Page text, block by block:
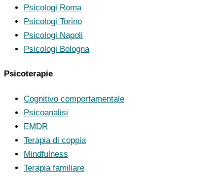
Psicologi Roma
Psicologi Torino
Psicologi Napoli
Psicologi Bologna
Psicoterapie
Cognitivo comportamentale
Psicoanalisi
EMDR
Terapia di coppia
Mindfulness
Terapia familiare